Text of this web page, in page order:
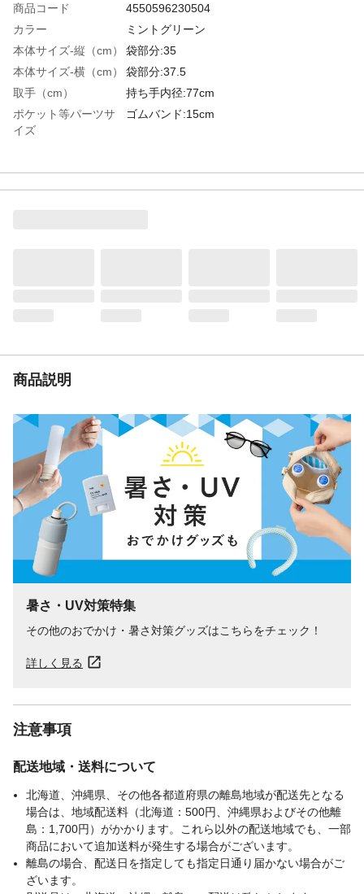
商品コード
4550596230504
カラー
ミントグリーン
本体サイズ-縦（cm）
袋部分:35
本体サイズ-横（cm）
袋部分:37.5
取手（cm）
持ち手内径:77cm
ポケット等パーツサ
イズ
ゴムバンド:15cm
容量
9L
商品説明
暑さ・UV対策特集
その他のおでかけ・暑さ対策グッズはこちらをチェック！
詳しく見る
注意事項
配送地域・送料について
北海道、沖縄県、その他各都道府県の離島地域が配送先となる
場合は、地域配送料（北海道：500円、沖縄県およびその他離
島：1,700円）がかかります。これら以外の配送地域でも、一部
商品において追加送料が発生する場合がございます。
離島の場合、配送日を指定しても指定日通り届かない場合がご
ざいます。